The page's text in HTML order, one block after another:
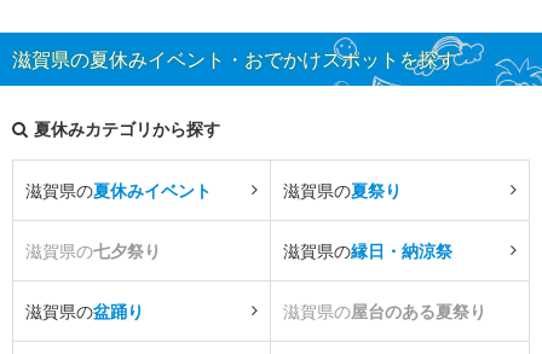
滋賀県の夏休みイベント・おでかけスポットを探す
夏休みカテゴリから探す
滋賀県の夏休みイベント 滋賀県の夏祭り
滋賀県の七夕祭り 滋賀県の縁日・納涼祭
滋賀県の盆踊り 滋賀県の屋台のある夏祭り